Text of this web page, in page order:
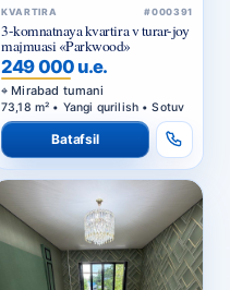
KVARTIRA #000391
3-komnatnaya kvartira v turar-joy
majmuasi «Parkwood»
249 000 u.e.
Mirabad tumani
73,18 m² • Yangi qurilish • Sotuv
Batafsil